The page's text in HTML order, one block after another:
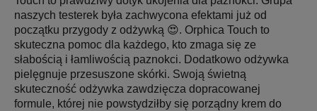
naszych testerek była zachwycona efektami już od
początku przygody z odżywką 😍. Orphica Touch to
skuteczna pomoc dla każdego, kto zmaga się ze
słabością i łamliwością paznokci. Dodatkowo odżywka
pielęgnuje przesuszone skórki. Swoją świetną
skuteczność odżywka zawdzięcza dopracowanej
formule, której nie powstydziłby się porządny krem do